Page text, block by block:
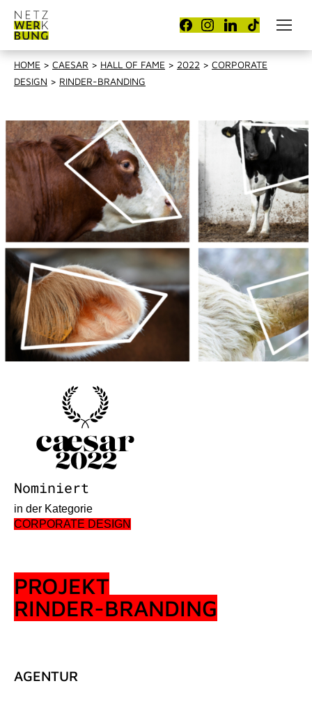
HOME > CAESAR > HALL OF FAME > 2022 > CORPORATE
DESIGN > RINDER-BRANDING
Nominiert
in der Kategorie
CORPORATE DESIGN
PROJEKT
RINDER-BRANDING
AGENTUR